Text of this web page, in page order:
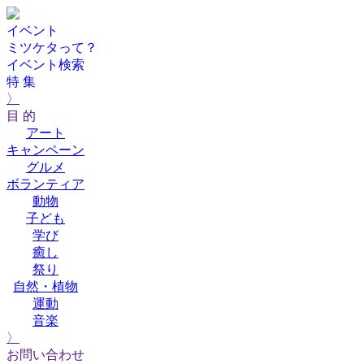
イベント
ミツケタって？
イベント検索
特 集
〉
目 的
アート
キャンペーン
グルメ
ボランティア
動物
子ども
学び
癒し
祭り
自然・植物
運動
音楽
〉
お問い合わせ